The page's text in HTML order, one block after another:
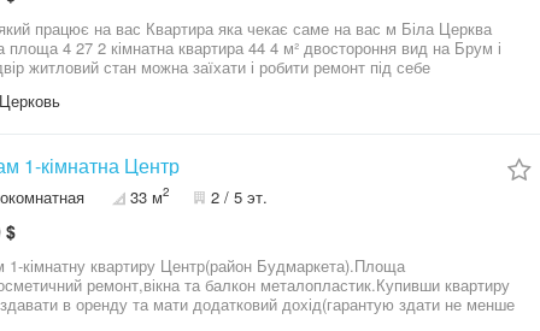
зростання ціни —
під оренду або власне проживання — можливість зробити ремонт під
переплачувати за чужий Ціна: 46 000 $ агентство нерухомості
працює на вас Квартира яка чекає саме на вас м Біла Церква
площа 4 27 2 кімнатна квартира 44 4 м² двостороння вид на Брум і
житловий стан можна заїхати і робити ремонт під себе
життя центр міста Ціна 46 000 доларів 09******74 Ірина агентство
1-кімнатна Центр
33 м2 2 / 5 эт.
$
1-кімнатну квартиру Центр(район Будмаркета).Площа
ремонт,вікна та балкон металопластик.Купивши квартиру
в оренду та мати додатковий дохід(гарантую здати не менше